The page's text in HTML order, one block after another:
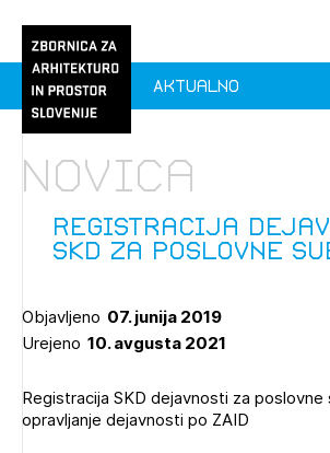
Članstvo
Praksa
O ZAPS
1/1
Pozdravljeni
Registracija
SKD za poslovne
Novica
Aktualno
Objavljeno 07. junija 2019
Urejeno 10. avgusta 2021
Registracija SKD dejavnosti za
opravljanje dejavnosti po ZAID
1/2
Prijava na novičnik
Novičnike. Označite svojo izbiro.
Novičnike vam bomo pošiljali na vaš elektronski
Mesečni novičnik